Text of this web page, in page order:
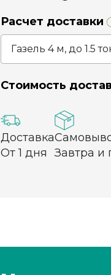
Расчет доставки
Стоимость
Доставка
От 1 дня
Завтра и